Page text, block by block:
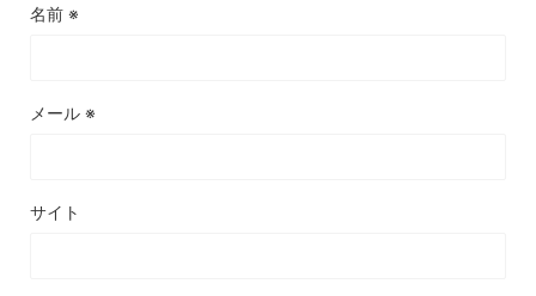
名前 ※
メール ※
サイト